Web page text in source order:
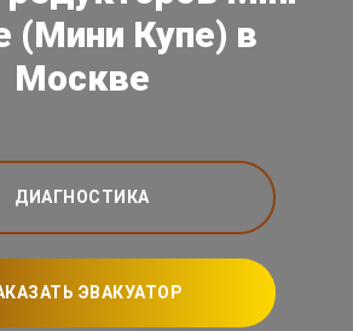
(Мини Купе) в
Москве
ДИАГНОСТИКА
ЭВАКУАТОР